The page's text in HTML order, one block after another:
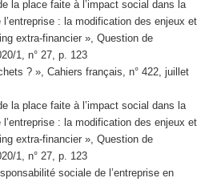
la place faite à l’impact social dans la
: la modification des enjeux et
extra-financier », Question de
1, n° 27, p. 123
? », Cahiers français, n° 422, juillet
la place faite à l’impact social dans la
: la modification des enjeux et
extra-financier », Question de
1, n° 27, p. 123
sociale de l’entreprise en